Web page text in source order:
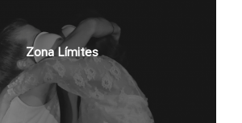
Zona Límites